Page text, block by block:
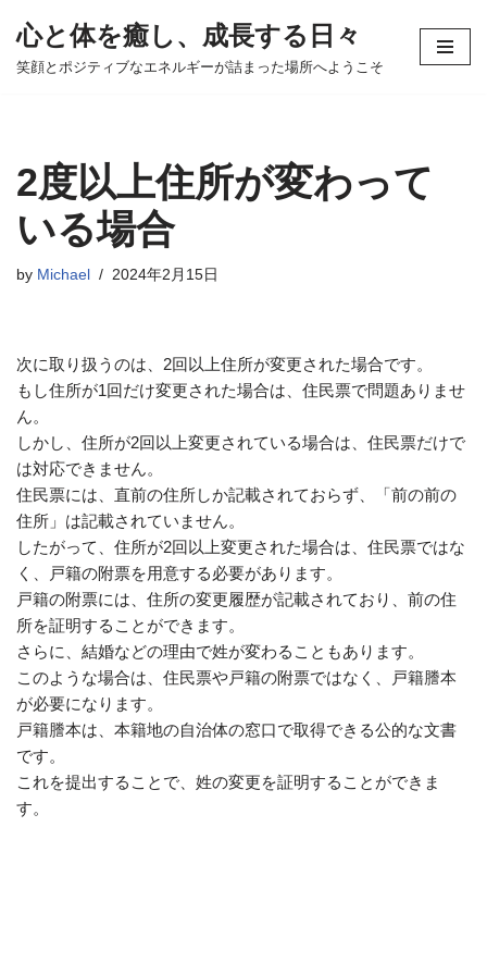
コ
へ
ス
キ
ッ
心と体を癒し、成長する日々
笑顔とポジティブなエネルギーが詰まった場所へようこそ
2度以上住所が変わって
いる場合
by Michael 2024年2月15日
次に取り扱うのは、2回以上住所が変更された場合です。
もし住所が1回だけ変更された場合は、住民票で問題ありませ
ん。
しかし、住所が2回以上変更されている場合は、住民票だけで
は対応できません。
住民票には、直前の住所しか記載されておらず、「前の前の
住所」は記載されていません。
したがって、住所が2回以上変更された場合は、住民票ではな
く、戸籍の附票を用意する必要があります。
戸籍の附票には、住所の変更履歴が記載されており、前の住
所を証明することができます。
さらに、結婚などの理由で姓が変わることもあります。
このような場合は、住民票や戸籍の附票ではなく、戸籍謄本
が必要になります。
戸籍謄本は、本籍地の自治体の窓口で取得できる公的な文書
です。
これを提出することで、姓の変更を証明することができま
す。